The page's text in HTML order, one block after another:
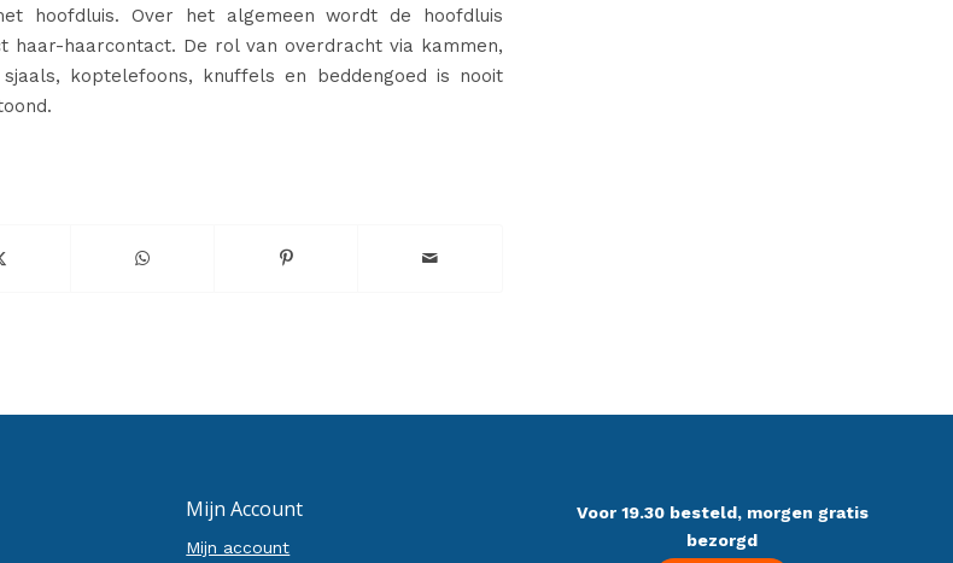
hoofdluis. Over het algemeen wordt de hoofdluis
haar-haarcontact. De rol van overdracht via kammen,
koptelefoons, knuffels en beddengoed is nooit
Mijn Account
Mijn account
Voor 19.30 besteld, morgen gratis
bezorgd